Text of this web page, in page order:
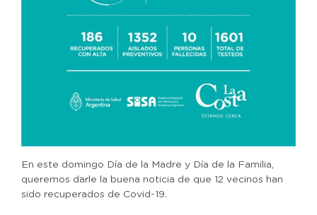
En este domingo Día de la Madre y Día de la Familia,
queremos darle la buena noticia de que 12 vecinos han
sido recuperados de Covid-19.